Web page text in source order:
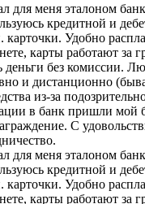
для меня эталоном
кредитной и
карточки. Удобно
карты работают за
деньги без комиссии.
и дистанционно
из-за
в банк пришли мой
С
для меня эталоном
кредитной и
карточки. Удобно
карты работают за